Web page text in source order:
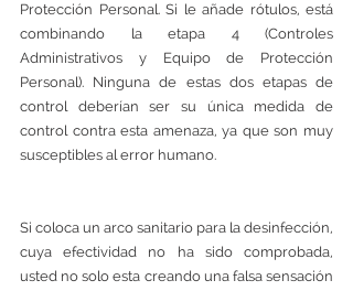
Protección Personal. Si le añade rótulos, está
combinando la etapa 4 (Controles
Administrativos y Equipo de Protección
Personal). Ninguna de estas dos etapas de
control deberían ser su única medida de
control contra esta amenaza, ya que son muy
susceptibles al error humano.
Si coloca un arco sanitario para la desinfección,
cuya efectividad no ha sido comprobada,
usted no solo esta creando una falsa sensación